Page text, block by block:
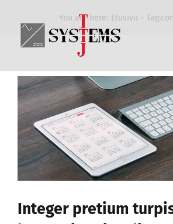
content
You are here: Etusivu Tag:
Integer pretium